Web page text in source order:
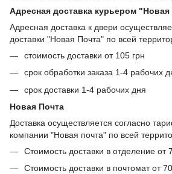
Адресная доставка курьером "Новая
Адресная доставка к двери
доставки "Новая Почта" по всей
стоимость доставки от 105 грн
срок обработки заказа 1-4 рабочих
срок доставки 1-4 рабочих дня
Новая Почта
Доставка осуществляется согласно
компании "Новая почта" по всей
Стоимость доставки в отделение от
Стоимость доставки в почтомат от